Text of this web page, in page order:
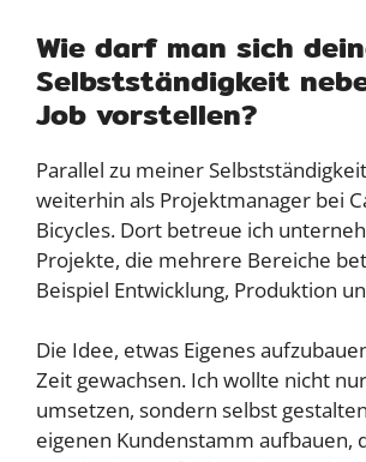
Wie darf man sich
Selbstständigkeit
Job vorstellen?
Parallel zu meiner
weiterhin als Projektmanager bei
Bicycles. Dort betreue ich
Projekte, die mehrere Bereiche
Beispiel Entwicklung, Produktion
Die Idee, etwas Eigenes
Zeit gewachsen. Ich wollte nicht
umsetzen, sondern selbst
eigenen Kundenstamm aufbauen,